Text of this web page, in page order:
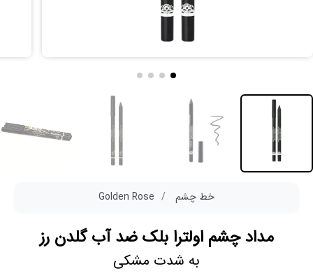
خط چشم Golden Rose
مداد چشم اولترا بلک ضد آب گلدن رز
به شدت مشکی